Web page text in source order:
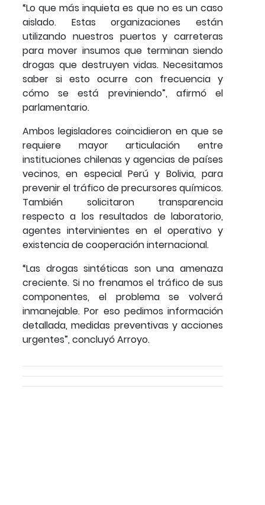
“Lo que más inquieta es que no es un caso
aislado. Estas organizaciones están
utilizando nuestros puertos y carreteras
para mover insumos que terminan siendo
drogas que destruyen vidas. Necesitamos
saber si esto ocurre con frecuencia y
cómo se está previniendo”, afirmó el
parlamentario.
Ambos legisladores coincidieron en que se
requiere mayor articulación entre
instituciones chilenas y agencias de países
vecinos, en especial Perú y Bolivia, para
prevenir el tráfico de precursores químicos.
También solicitaron transparencia
respecto a los resultados de laboratorio,
agentes intervinientes en el operativo y
existencia de cooperación internacional.
“Las drogas sintéticas son una amenaza
creciente. Si no frenamos el tráfico de sus
componentes, el problema se volverá
inmanejable. Por eso pedimos información
detallada, medidas preventivas y acciones
urgentes”, concluyó Arroyo.